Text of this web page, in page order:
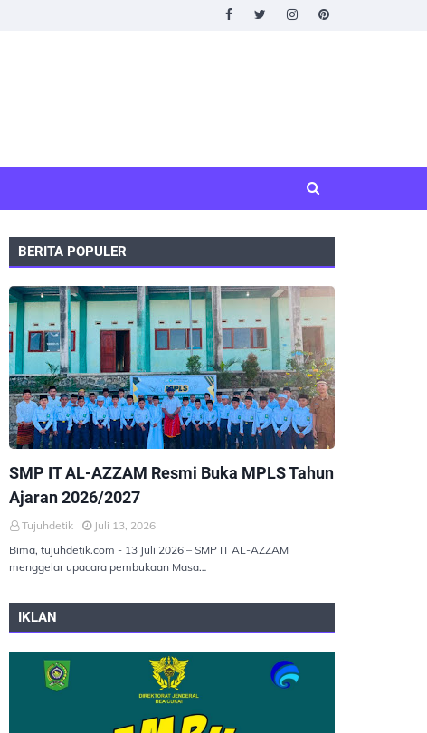
BERITA POPULER
SMP IT AL-AZZAM Resmi Buka MPLS Tahun
Ajaran 2026/2027
Tujuhdetik
Juli 13, 2026
Bima, tujuhdetik.com - 13 Juli 2026 – SMP IT AL-AZZAM
menggelar upacara pembukaan Masa…
IKLAN